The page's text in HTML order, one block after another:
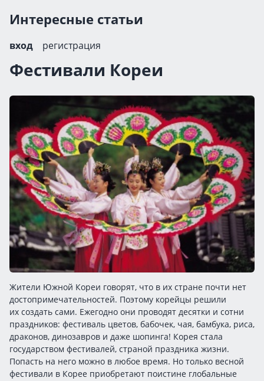
Интересные статьи
вход регистрация
Фестивали Кореи
Жители Южной Кореи говорят, что в их стране почти нет
достопримечательностей. Поэтому корейцы решили
их создать сами. Ежегодно они проводят десятки и сотни
праздников: фестиваль цветов, бабочек, чая, бамбука, риса,
драконов, динозавров и даже шопинга! Корея стала
государством фестивалей, страной праздника жизни.
Попасть на него можно в любое время. Но только весной
фестивали в Корее приобретают поистине глобальные